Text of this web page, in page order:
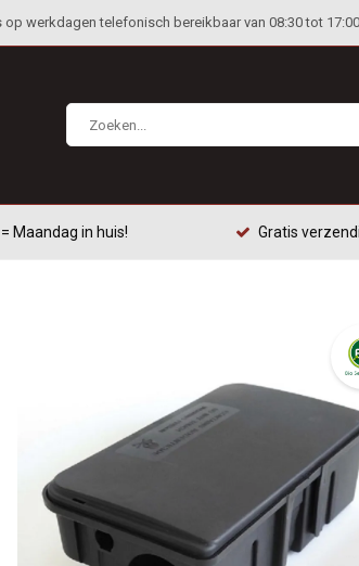
op werkdagen telefonisch bereikbaar van 08:30 tot
Maandag in huis! Gratis